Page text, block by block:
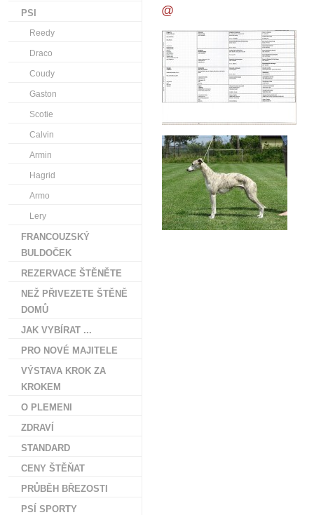
@
PSI
Reedy
Draco
Coudy
Gaston
Scotie
Calvin
Armin
Hagrid
Armo
Lery
FRANCOUZSKÝ
BULDOČEK
REZERVACE ŠTĚNĚTE
NEŽ PŘIVEZETE ŠTĚNĚ
DOMŮ
JAK VYBÍRAT ...
PRO NOVÉ MAJITELE
VÝSTAVA KROK ZA
KROKEM
O PLEMENI
ZDRAVÍ
STANDARD
CENY ŠTĚŇAT
PRŮBĚH BŘEZOSTI
PSÍ SPORTY